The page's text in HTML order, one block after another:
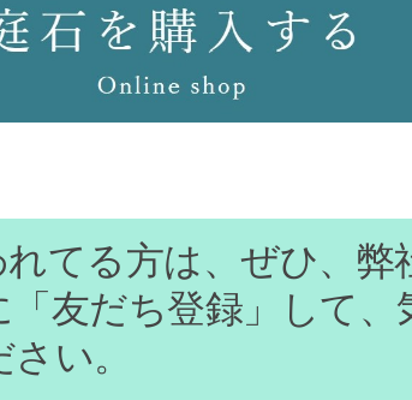
てる方は、ぜひ、弊
友だち登録」して、
い。